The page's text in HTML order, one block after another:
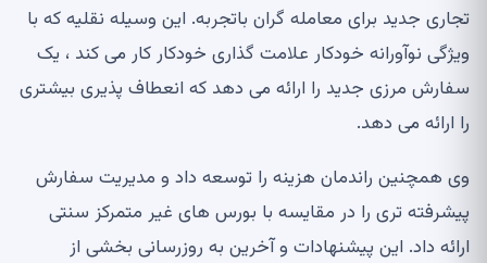
تجاری جدید برای معامله گران باتجربه. این وسیله نقلیه که با
ویژگی نوآورانه خودکار علامت گذاری خودکار کار می کند ، یک
سفارش مرزی جدید را ارائه می دهد که انعطاف پذیری بیشتری
را ارائه می دهد.
وی همچنین راندمان هزینه را توسعه داد و مدیریت سفارش
پیشرفته تری را در مقایسه با بورس های غیر متمرکز سنتی
ارائه داد. این پیشنهادات و آخرین به روزرسانی بخشی از